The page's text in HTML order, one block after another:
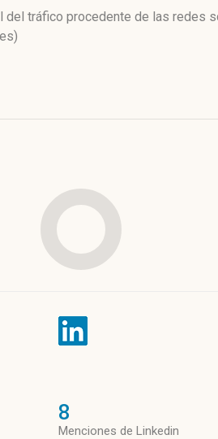
del tráfico procedente de las redes
8
Menciones de Linkedin